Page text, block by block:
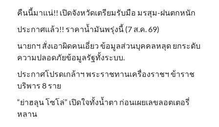
คืนนี้มาแน่!! เปิดจังหวัดเตรียมรับมือ มรสุม-ฝนตกหนัก
ประกาศแล้ว!! ราคาน้ำมันพรุ่งนี้ (7 ส.ค. 69)
นายกฯ สั่งเอาผิดคนเอี่ยว ข้อมูลส่วนบุคคลหลุด ยกระดับ
ความปลอดภัยข้อมูลรัฐทั้งระบบ.
ประกาศโปรดเกล้าฯ พระราชทานเครื่องราชฯ ข้าราช
บริพาร 8 ราย
“ย่าฮลุน โซโล่” เปิดใจทั้งน้ำตา ก่อนเผยเลขลอตเตอรี่
หลาน